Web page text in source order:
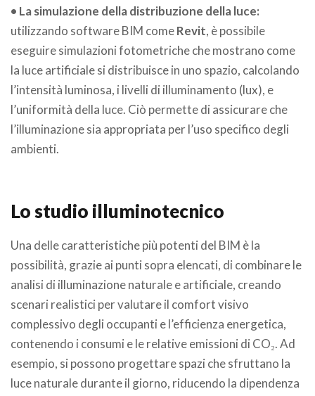
• La simulazione della distribuzione della luce:
utilizzando software BIM comeRevit, è possibile
eseguire simulazioni fotometriche che mostrano come
la luce artificiale si distribuisce in uno spazio, calcolando
l’intensità luminosa, i livelli di illuminamento (lux), e
l’uniformità della luce. Ciò permette di assicurare che
l’illuminazione sia appropriata per l’uso specifico degli
ambienti.
Lo studio illuminotecnico
Una delle caratteristiche più potenti del BIM è la
possibilità, grazie ai punti sopra elencati, di combinare le
analisi di illuminazione naturale e artificiale, creando
scenari realistici per valutare il comfort visivo
complessivo degli occupanti e l’efficienza energetica,
contenendo i consumi e le relative emissioni di CO₂. Ad
esempio, si possono progettare spazi che sfruttano la
luce naturale durante il giorno, riducendo la dipendenza